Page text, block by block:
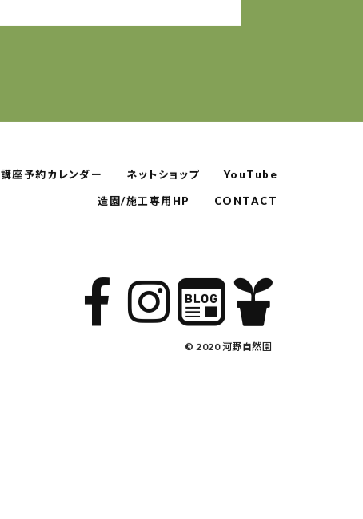
講座予約カレンダー ネットショップ YouTube
造園/施工専用HP CONTACT
© 2020 河野自然園